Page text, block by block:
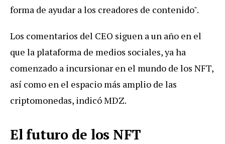
forma de ayudar a los creadores de contenido".
Los comentarios del CEO siguen a un año en el
que la plataforma de medios sociales, ya ha
comenzado a incursionar en el mundo de los NFT,
así como en el espacio más amplio de las
criptomonedas, indicó MDZ.
El futuro de los NFT